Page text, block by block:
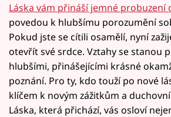
Láska vám přináší jemné probuzení
povedou k hlubšímu porozumění
Pokud jste se cítili osamělí, nyní
otevřít své srdce. Vztahy se stanou
hlubšími, přinášejícími krásné
poznání. Pro ty, kdo touží po nové
klíčem k novým zážitkům a
Láska, která přichází, vás osloví